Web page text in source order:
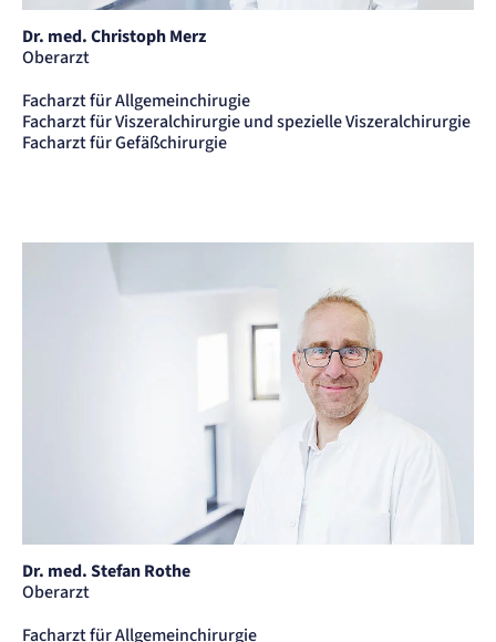
Dr. med. Christoph Merz
Oberarzt
Facharzt für Allgemeinchirugie
Facharzt für Viszeralchirurgie und spezielle Viszeralchirurgie
Facharzt für Gefäßchirurgie
Dr. med. Stefan Rothe
Oberarzt
Facharzt für Allgemeinchirurgie